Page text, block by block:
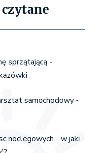
sprzątającą -
samochodowy -
noclegowych - w jaki